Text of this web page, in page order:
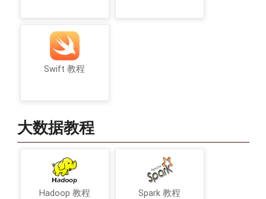
Swift 教程
大数据教程
Hadoop 教程 Spark 教程